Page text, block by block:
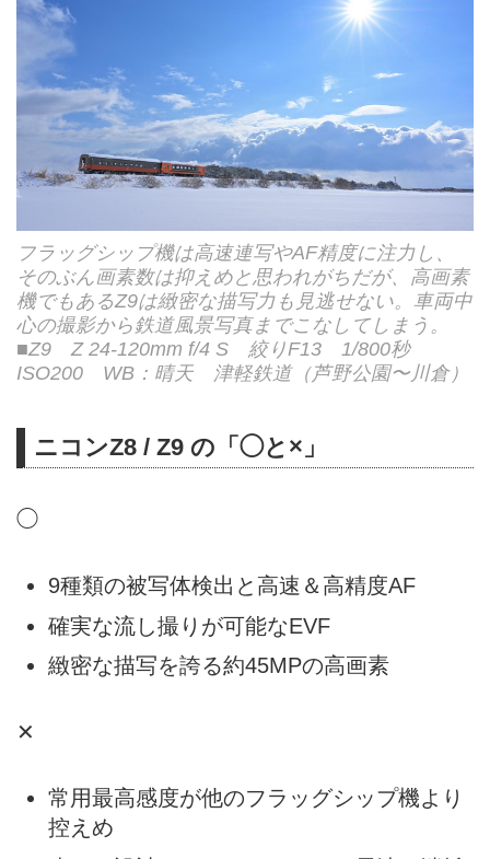
フラッグシップ機は高速連写やAF精度に注力し、
そのぶん画素数は抑えめと思われがちだが、高画素
機でもあるZ9は緻密な描写力も見逃せない。車両中
心の撮影から鉄道風景写真までこなしてしまう。
■Z9 Z 24-120mm f/4 S 絞りF13 1/800秒
ISO200 WB：晴天 津軽鉄道（芦野公園〜川倉）
ニコンZ8 / Z9 の「◯と×」
◯
9種類の被写体検出と高速＆高精度AF
確実な流し撮りが可能なEVF
緻密な描写を誇る約45MPの高画素
✕
常用最高感度が他のフラッグシップ機より
控えめ